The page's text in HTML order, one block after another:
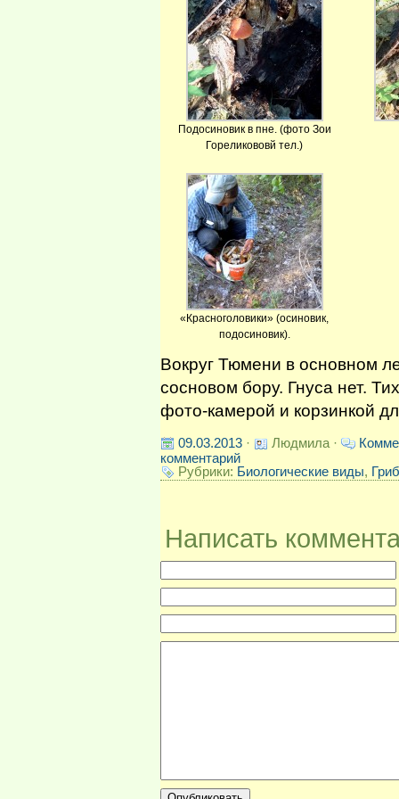
Подосиновик в пне. (фото Зои
Гореликововй тел.)
«Красноголовики» (осиновик,
подосиновик).
Вокруг Тюмени в основном
сосновом бору. Гнуса нет.
фото-камерой и корзинкой
09.03.2013 · Людмила ·
комментарий
Рубрики: Биологические виды,
Написать